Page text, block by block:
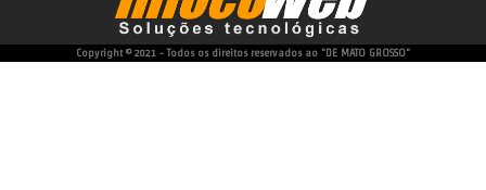
Copyright © 2021 - Todos os direitos reservados ao "DE MATO GROSSO"